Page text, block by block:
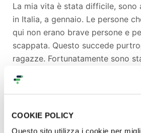
COOKIE POLICY
Questo sito utilizza i cookie per
La mia vita è stata difficile, sono
in Italia, a gennaio. Le persone
qui non erano brave persone e
scappata. Questo succede
ragazze. Fortunatamente sono
in una comunità, dove ho
poi sono stata trasferita in
dei laboratori di pasticceria. Ho